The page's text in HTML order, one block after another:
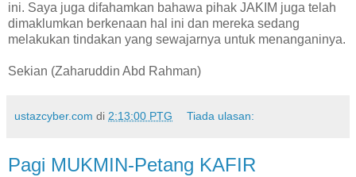
ini. Saya juga difahamkan bahawa pihak JAKIM juga telah
dimaklumkan berkenaan hal ini dan mereka sedang
melakukan tindakan yang sewajarnya untuk menanganinya.
Sekian (Zaharuddin Abd Rahman)
ustazcyber.com di 2:13:00 PTG Tiada ulasan:
Pagi MUKMIN-Petang KAFIR